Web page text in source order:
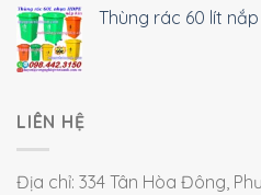
Thùng rác 60 lít nắp
LIÊN HỆ
Địa chỉ: 334 Tân Hòa Đông,